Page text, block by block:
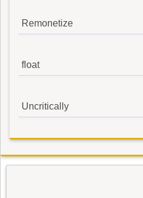
Remonetize
float
Uncritically